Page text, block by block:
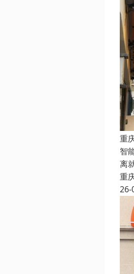
重
智
离
重
26-